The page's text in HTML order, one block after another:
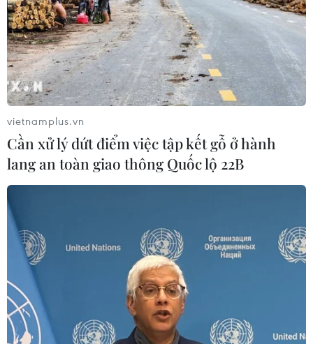
Colombia: Phe đối lập phá hoại tiến trình
hòa đàm với FARC
Tổng thống Colombia cáo buộc phe đối lập đang tiến
hành chiến dịch bôi nhọ hòng phá hoại tiến trình đàm
phán giữa Chính phủ và FARC.
vietnamplus.vn
Cần xử lý dứt điểm việc tập kết gỗ ở hành
lang an toàn giao thông Quốc lộ 22B